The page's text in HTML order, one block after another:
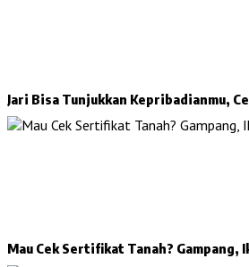
Jari Bisa Tunjukkan Kepribadianmu,
Mau Cek Sertifikat Tanah? Gampang,